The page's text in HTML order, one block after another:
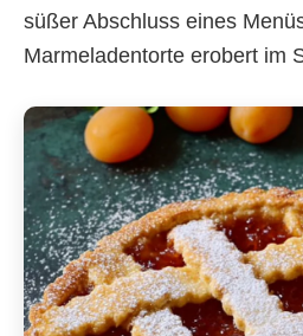
süßer Abschluss eines
Marmeladentorte erobert im